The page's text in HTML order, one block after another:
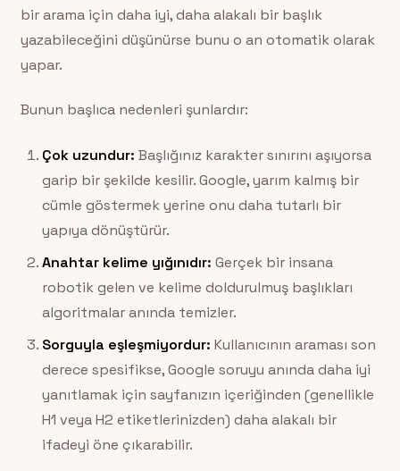
bir arama için daha iyi, daha alakalı bir başlık
yazabileceğini düşünürse bunu o an otomatik olarak
yapar.
Bunun başlıca nedenleri şunlardır:
Çok uzundur: Başlığınız karakter sınırını aşıyorsa
garip bir şekilde kesilir. Google, yarım kalmış bir
cümle göstermek yerine onu daha tutarlı bir
yapıya dönüştürür.
Anahtar kelime yığınıdır: Gerçek bir insana
robotik gelen ve kelime doldurulmuş başlıkları
algoritmalar anında temizler.
Sorguyla eşleşmiyordur: Kullanıcının araması son
derece spesifikse, Google soruyu anında daha iyi
yanıtlamak için sayfanızın içeriğinden (genellikle
H1 veya H2 etiketlerinizden) daha alakalı bir
ifadeyi öne çıkarabilir.